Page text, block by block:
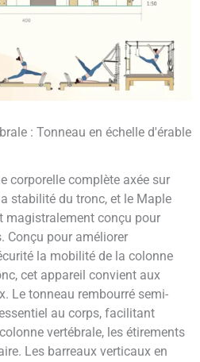
: Tonneau en échelle d'érable
corporelle complète axée sur
stabilité du tronc, et le Maple
magistralement conçu pour
Conçu pour améliorer
la mobilité de la colonne
cet appareil convient aux
Le tonneau rembourré semi-
au corps, facilitant
vertébrale, les étirements
Les barreaux verticaux en